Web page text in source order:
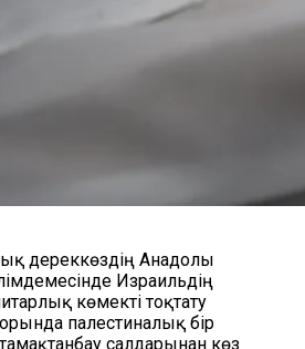
дереккөздің Анадолы
Израильдің
көмекті тоқтату
палестиналық бір
салдарынан көз